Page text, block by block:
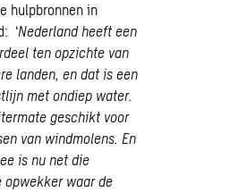
hulpbronnen in
‘Nederland heeft een
ten opzichte van
landen, en dat is een
met ondiep water.
geschikt voor
van windmolens. En
is nu net die
opwekker waar de